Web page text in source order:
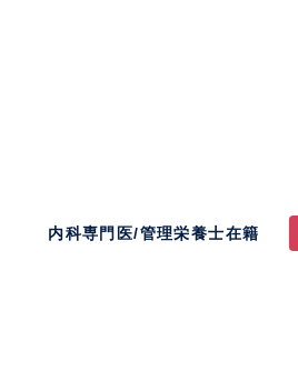
内科専門医/管理栄養士在籍